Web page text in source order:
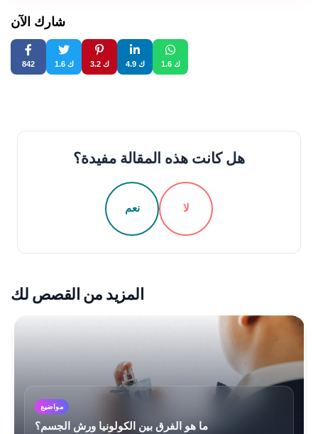
شارك الآن
842 1.6 ك 3.2 ك 4.9 ك 1.6 ك
هل كانت هذه المقالة مفيدة؟
نعم لا
المزيد من القصص لك
مواضيع
ما هو الفرق بين الكولونيا ورش الجسم؟